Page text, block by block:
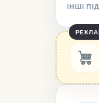
ІНШІ